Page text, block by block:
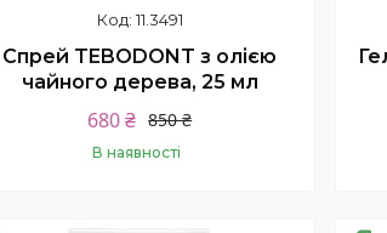
11.3491
Спрей TEBODONT з олією
чайного дерева, 25 мл
850 ₴
680 ₴
В наявності